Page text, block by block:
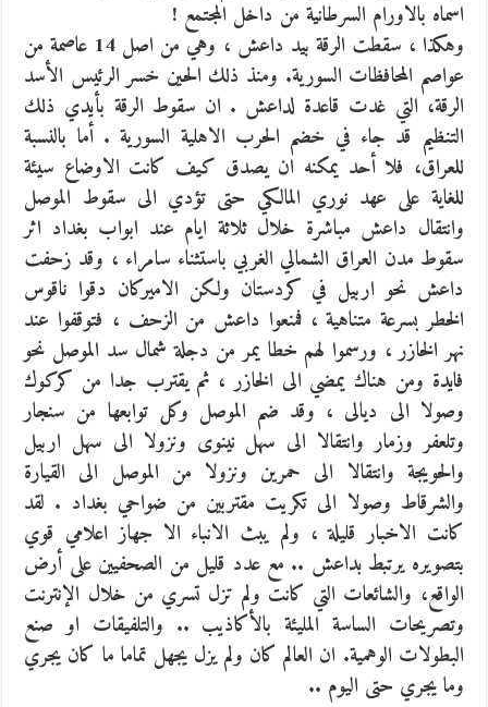
اسماه بالاورام السرطانية من داخل المجتمع !
وهكذا ، سقطت الرقة بيد داعش ، وهي من اصل 14 عاصمة من
عواصم المحافظات السورية. ومنذ ذلك الحين خسر الرئيس الأسد
الرقة، التي غدت قاعدة لداعش . ان سقوط الرقة بأيدي ذلك
التنظيم قد جاء في خضم الحرب الاهلية السورية . أما بالنسبة
للعراق، فلا أحد يمكنه ان يصدق كيف كانت الاوضاع سيئة
للغاية على عهد نوري المالكي حتى تؤدي الى سقوط الموصل
وانتقال داعش مباشرة خلال ثلاثة ايام عند ابواب بغداد اثر
سقوط مدن العراق الشمالي الغربي باستثناء سامراء ، وقد زحفت
داعش نحو اربيل في كردستان ولكن الاميركان دقوا ناقوس
الخطر بسرعة متناهية ، فمنعوا داعش من الزحف ، فتوقفوا عند
نهر الخازر ، ورسموا لهم خطا يمر من دجلة شمال سد الموصل نحو
فايدة ومن هناك يمضي الى الخازر ، ثم يقترب جدا من كركوك
وصولا الى ديالى ، وقد ضم الموصل وكل توابعها من سنجار
وتلعفر وزمار وانتقالا الى سهل نينوى ونزولا الى سهل اربيل
والحويجة وانتقالا الى حمرين ونزولا من الموصل الى القيارة
والشرقاط وصولا الى تكريت مقتربين من ضواحي بغداد . لقد
كانت الاخبار قليلة ، ولم يبث الانباء الا جهاز اعلامي قوي
بتصويره يرتبط بداعش .. مع عدد قليل من الصحفيين على أرض
الواقع، والشائعات التي كانت ولم تزل تسري من خلال الإنترنت
وتصريحات الساسة المليئة بالأكاذيب .. والتلفيقات او صنع
البطولات الوهمية. ان العالم كان ولم يزل يجهل تماما ما كان يجري
وما يجري حتى اليوم ..